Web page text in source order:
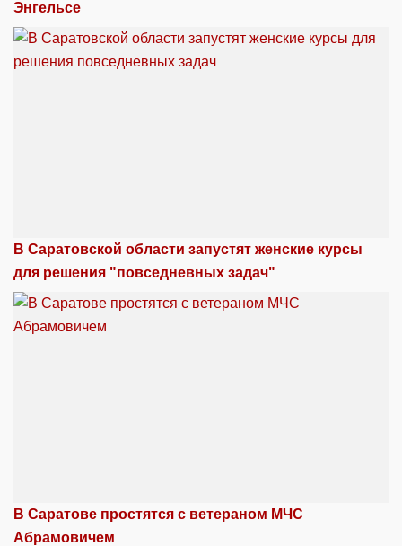
Энгельсе
В Саратовской области запустят женские курсы
для решения "повседневных задач"
В Саратове простятся с ветераном МЧС
Абрамовичем